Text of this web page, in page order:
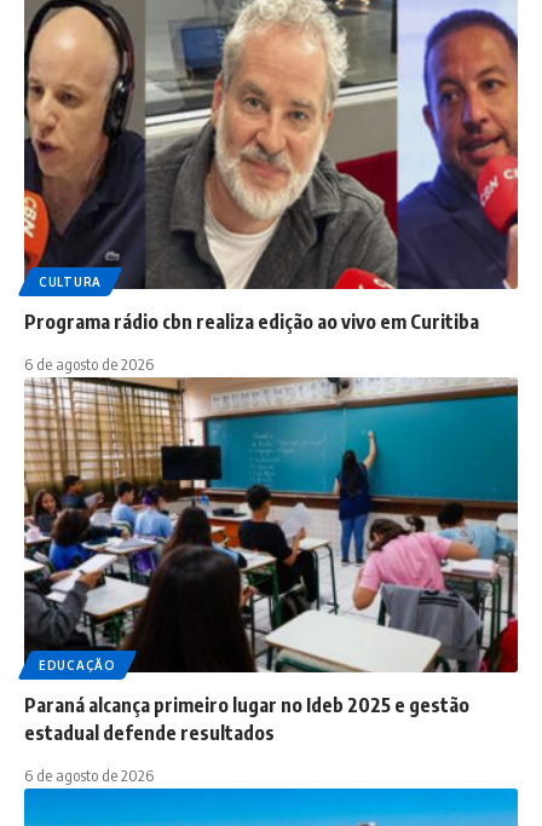
CULTURA
Programa rádio cbn realiza edição ao vivo em Curitiba
6 de agosto de 2026
EDUCAÇÃO
Paraná alcança primeiro lugar no Ideb 2025 e gestão
estadual defende resultados
6 de agosto de 2026